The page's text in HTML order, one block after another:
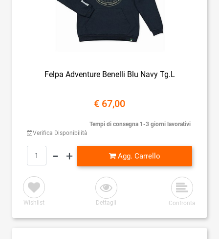
Felpa Adventure Benelli Blu Navy Tg.L
€ 67,00
Verifica Disponibilità
Tempi di consegna 1-3 giorni lavorativi
Quantità
Agg. Carrello
Wishlist Dettagli Confronta